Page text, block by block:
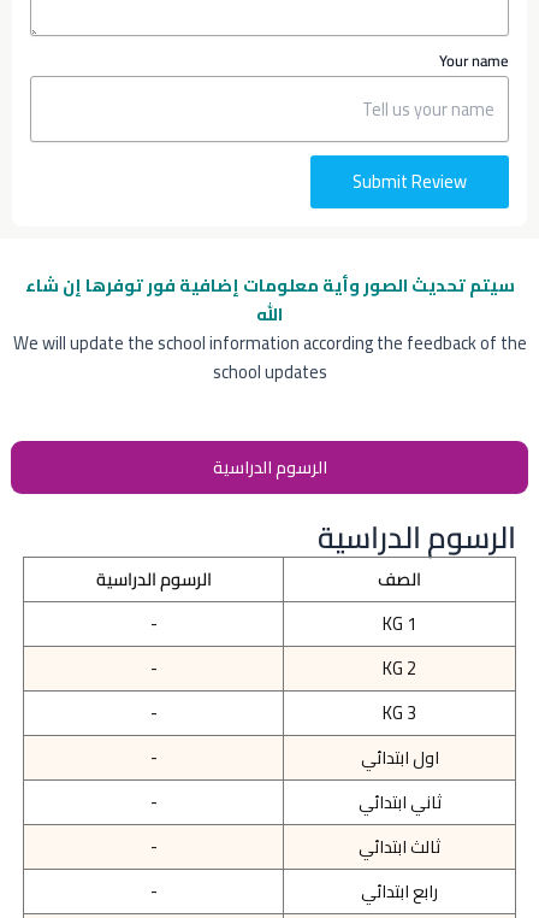
سيتم تحديث الصور وأية معلومات إضافيةفور توفرها إن شاء
الله
We will update the school information according the feedback of the
school updates
الرسوم الدراسية
الرسوم الدراسية
الصف
الرسوم الدراسية
KG 1
-
KG 2
-
KG 3
-
اول ابتدائي
-
ثاني ابتدائي
-
ثالث ابتدائي
-
رابع ابتدائي
-
Your name
Submit Review